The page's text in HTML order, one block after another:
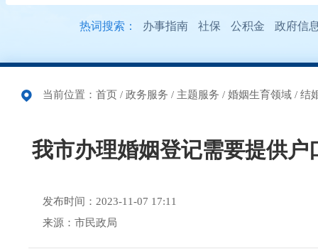
热词搜索： 办事指南 社保 公积金 政府信
当前位置： 首页 / 政务服务 / 主题服务 / 婚姻生育领域 / 结
我市办理婚姻登记需要提供户
发布时间：2023-11-07 17:11
来源：市民政局